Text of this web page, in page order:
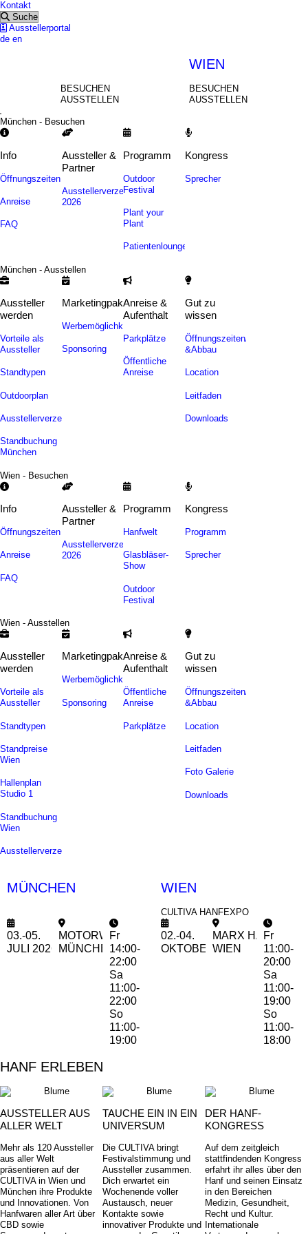
Kontakt
Suche
Ausstellerportal
de en
BESUCHEN
AUSSTELLEN
WIEN
BESUCHEN
AUSSTELLEN
München - Besuchen
Info
Öffnungszeiten
Anreise
FAQ
Aussteller &
Partner
Ausstellerverzeichnis
2026
Programm
Outdoor
Festival
Plant your
Plant
Patientenlounge
Kongress
Sprecher
München - Ausstellen
Aussteller
werden
Vorteile als
Aussteller
Standtypen
Outdoorplan
Ausstellerverzeichnis
Standbuchung
München
Marketingpakete
Werbemöglichkeiten
Sponsoring
Anreise &
Aufenthalt
Parkplätze
Öffentliche
Anreise
Gut zu
wissen
Öffnungszeiten/Auf-
&Abbau
Location
Leitfaden
Downloads
Wien - Besuchen
Info
Öffnungszeiten
Anreise
FAQ
Aussteller &
Partner
Ausstellerverzeichnis
2026
Programm
Hanfwelt
Glasbläser-
Show
Outdoor
Festival
Kongress
Programm
Sprecher
Wien - Ausstellen
Aussteller
werden
Vorteile als
Aussteller
Standtypen
Standpreise
Wien
Hallenplan
Studio 1
Standbuchung
Wien
Ausstellerverzeichnis
Marketingpakete
Werbemöglichkeiten
Sponsoring
Anreise &
Aufenthalt
Öffentliche
Anreise
Parkplätze
Gut zu
wissen
Öffnungszeiten/Auf-
&Abbau
Location
Leitfaden
Foto Galerie
Downloads
MÜNCHEN
03.-05.
JULI 2026
MOTORWORLD
MÜNCHEN
Fr
14:00-
22:00
Sa
11:00-
22:00
So
11:00-
19:00
WIEN
CULTIVA HANFEXPO
02.-04.
OKTOBER 2026
MARX HALLE
WIEN
Fr
11:00-
20:00
Sa
11:00-
19:00
So
11:00-
18:00
HANF ERLEBEN
AUSSTELLER AUS
ALLER WELT
Mehr als 120 Aussteller
aus aller Welt
präsentieren auf der
CULTIVA in Wien und
München ihre Produkte
und Innovationen. Von
Hanfwaren aller Art über
CBD sowie
TAUCHE EIN IN EIN
UNIVERSUM
Die CULTIVA bringt
Festivalstimmung und
Aussteller zusammen.
Dich erwartet ein
Wochenende voller
Austausch, neuer
Kontakte sowie
innovativer Produkte und
DER HANF-
KONGRESS
Auf dem zeitgleich
stattfindenden Kongress
erfahrt ihr alles über den
Hanf und seinen Einsatz
in den Bereichen
Medizin, Gesundheit,
Recht und Kultur.
Internationale